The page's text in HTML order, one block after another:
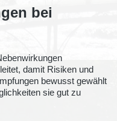
bei
damit Risiken und
bewusst gewählt
sie gut zu